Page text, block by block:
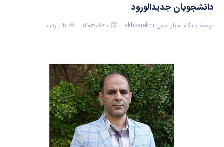
دانشجویان جدیدالورود
توسط پایگاه اخبار علمی akhbarelmi ۱۴۰۳-۰۷-۳۰
۹۱ بازدید
بدون دیدگاه